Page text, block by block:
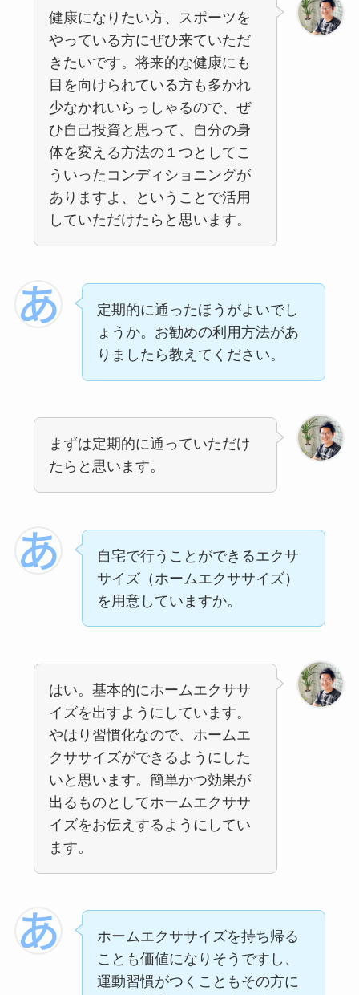
健康になりたい方、スポーツを
やっている方にぜひ来ていただ
きたいです。将来的な健康にも
目を向けられている方も多かれ
少なかれいらっしゃるので、ぜ
ひ自己投資と思って、自分の身
体を変える方法の１つとしてこ
ういったコンディショニングが
ありますよ、ということで活用
していただけたらと思います。
定期的に通ったほうがよいでし
ょうか。お勧めの利用方法があ
りましたら教えてください。
まずは定期的に通っていただけ
たらと思います。
自宅で行うことができるエクサ
サイズ（ホームエクササイズ）
を用意していますか。
はい。基本的にホームエクササ
イズを出すようにしています。
やはり習慣化なので、ホームエ
クササイズができるようにした
いと思います。簡単かつ効果が
出るものとしてホームエクササ
イズをお伝えするようにしてい
ます。
ホームエクササイズを持ち帰る
ことも価値になりそうですし、
運動習慣がつくこともその方に